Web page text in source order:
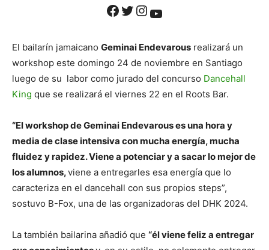
Facebook Twitter Instagram YouTube
El bailarín jamaicano Geminai Endevarous realizará un
workshop este domingo 24 de noviembre en Santiago
luego de su labor como jurado del concurso Dancehall
King que se realizará el viernes 22 en el Roots Bar.
“El workshop de Geminai Endevarous es una hora y
media de clase intensiva con mucha energía, mucha
fluidez y rapidez. Viene a potenciar y a sacar lo mejor de
los alumnos,viene a entregarles esa energía que lo
caracteriza en el dancehall con sus propios steps”,
sostuvo B-Fox, una de las organizadoras del DHK 2024.
La también bailarina añadió que “él viene feliz a entregar